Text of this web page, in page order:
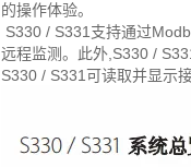
的操作体验。
S330 / S331支持通过
远程监测。此外,S330 /
S330 / S331可读取并显示